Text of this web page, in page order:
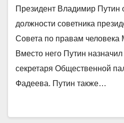
Президент Владимир Путин
должности советника
Совета по правам человека
Вместо него Путин назначил
секретаря Общественной
Фадеева. Путин также…